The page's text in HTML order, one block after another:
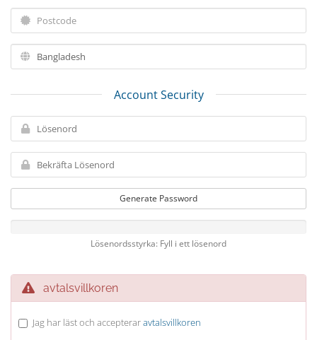
Account Security
Generate Password
Lösenordsstyrka: Fyll i ett lösenord
avtalsvillkoren
Jag har läst och accepteraravtalsvillkoren